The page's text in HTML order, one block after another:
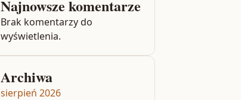
Najnowsze komentarze
Brak komentarzy do
wyświetlenia.
Archiwa
sierpień 2026